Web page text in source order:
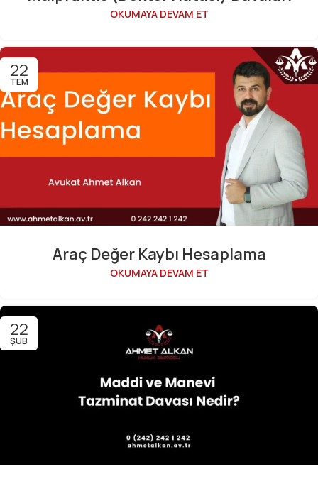
OKUMAYA DEVAM ET
22
TEM
Araç Değer Kaybı Hesaplama
OKUMAYA DEVAM ET
22
ŞUB